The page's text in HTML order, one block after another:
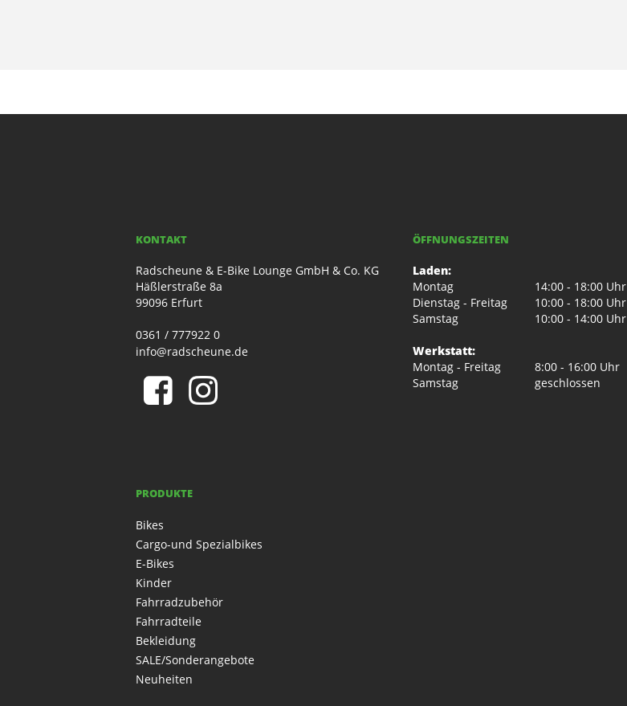
KONTAKT
Radscheune & E-Bike Lounge GmbH & Co. KG
Häßlerstraße 8a
99096 Erfurt
0361 / 777922 0
info@radscheune.de
ÖFFNUNGSZEITEN
Laden:
Montag
14:00 - 18:00 Uhr
Dienstag - Freitag
10:00 - 18:00 Uhr
Samstag
10:00 - 14:00 Uhr
Werkstatt:
Montag - Freitag
8:00 - 16:00 Uhr
Samstag
geschlossen
PRODUKTE
Bikes
Cargo-und Spezialbikes
E-Bikes
Kinder
Fahrradzubehör
Fahrradteile
Bekleidung
SALE/Sonderangebote
Neuheiten